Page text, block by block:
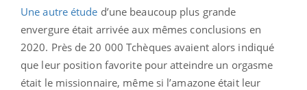
Une autre étude d’une beaucoup plus grande
envergure était arrivée aux mêmes conclusions en
2020. Près de 20 000 Tchèques avaient alors indiqué
que leur position favorite pour atteindre un orgasme
était le missionnaire, même si l’amazone était leur